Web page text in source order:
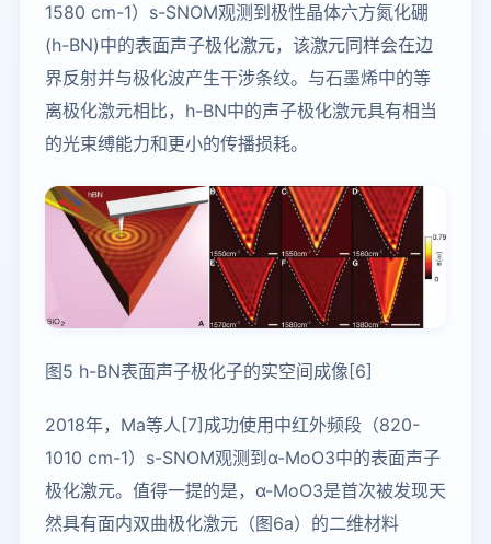
1580 cm-1）s-SNOM观测到极性晶体六方氮化硼
(h-BN)中的表面声子极化激元，该激元同样会在边
界反射并与极化波产生干涉条纹。与石墨烯中的等
离极化激元相比，h-BN中的声子极化激元具有相当
的光束缚能力和更小的传播损耗。
图5 h-BN表面声子极化子的实空间成像[6]
2018年，Ma等人[7]成功使用中红外频段（820-
1010 cm-1）s-SNOM观测到α-MoO3中的表面声子
极化激元。值得一提的是，α-MoO3是首次被发现天
然具有面内双曲极化激元（图6a）的二维材料